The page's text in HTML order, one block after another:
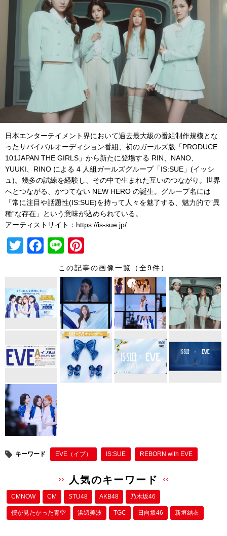
日本エンターテイメント界において過去最大級の番組制作規模とな
ったサバイバルオーディション番組、初のガールズ版「PRODUCE
101JAPAN THE GIRLS」から新たに登場する RIN、NANO、
YUUKI、RINO による 4 人組ガールズグループ「IS:SUE」(イッシ
ュ)。幾多の試練を経験し、その中で生まれた互いのつながり。世界
へとつながる、かつてない NEW HERO の誕生。グループ名には
「常に注目や話題性(IS:SUE)を持って人々を魅了する、魅力的で”異
種”な存在」という意味が込められている。
アーティストサイト：https://is-sue.jp/
T
er
F
e
b
o
k
Li
n
e
nt
er
e
st
この記事の画像一覧（全9件）
キーワード EVE（イブ） IS:SUE REBORN with EVE
人気のキーワード
CMNOW CM STU48 AKB48 乃木坂46
僕が⾒たかった⻘空 浜辺美波 TGC 日向坂46 新垣結衣